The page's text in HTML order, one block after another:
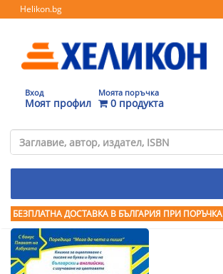
Helikon.bg
Вход
Моят профил
Моята поръчка
0 продукта
БЕЗПЛАТНА ДОСТАВКА В БЪЛГАРИЯ ПРИ ПОРЪЧКА